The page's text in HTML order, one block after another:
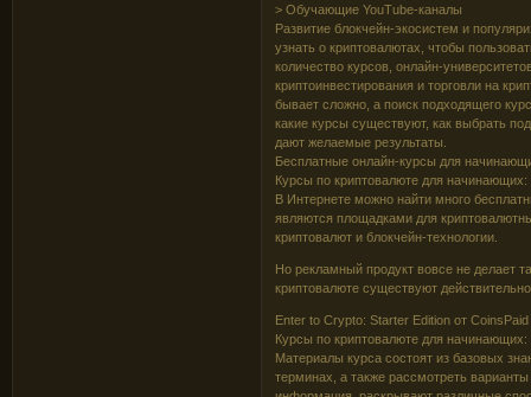
> Обучающие YouTube-каналы
Развитие блокчейн-экосистем и
узнать о криптовалютах, чтобы
количество курсов, онлайн-
криптоинвестирования и торговли на
бывает сложно, а поиск подходящего
какие курсы существуют, как выбрать
дают желаемые результаты.
Бесплатные онлайн-курсы для
Курсы по криптовалюте для начинающих:
В Интернете можно найти много
являются площадками для
криптовалют и блокчейн-технологии.
Но рекламный продукт вовсе не делает
криптовалюте существуют
Enter to Crypto: Starter Edition от
Курсы по криптовалюте для начинающих:
Материалы курса состоят из базовых
терминах, а также рассмотреть